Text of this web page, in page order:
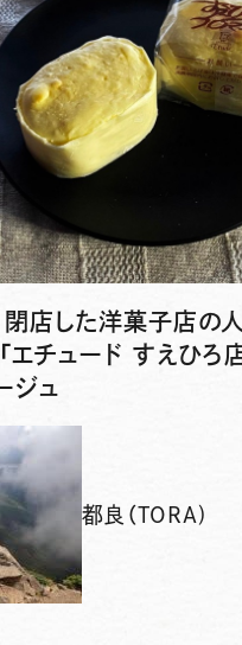
閉店した洋菓子店の
エチュード すえひろ
ジュ
都良（TORA)